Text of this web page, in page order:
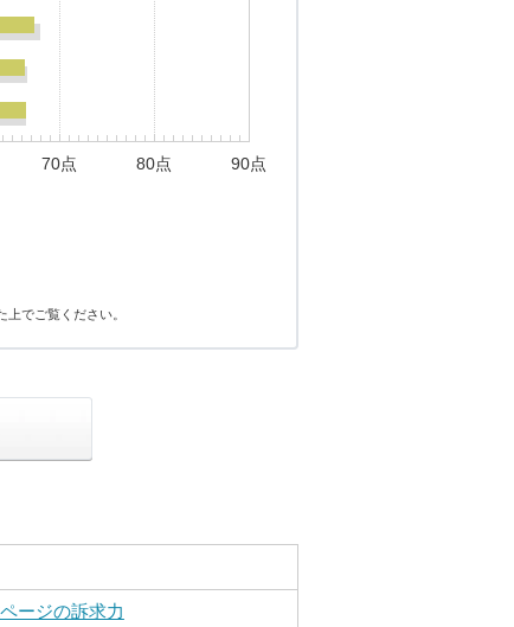
70点 80点 90点
でご覧ください。
ージの訴求力